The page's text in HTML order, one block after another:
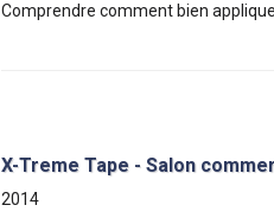
Comprendre comment bien
X-Treme Tape - Salon
2014